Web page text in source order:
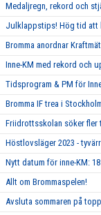
Medaljregn, rekord och
Julklappstips! Hög tid att
Bromma anordnar
Inne-KM med rekord och
Tidsprogram & PM för
Bromma IF trea i
Friidrottsskolan söker
Höstlovsläger 2023 -
Nytt datum för inne-KM:
Allt om Brommaspelen!
Avsluta sommaren på